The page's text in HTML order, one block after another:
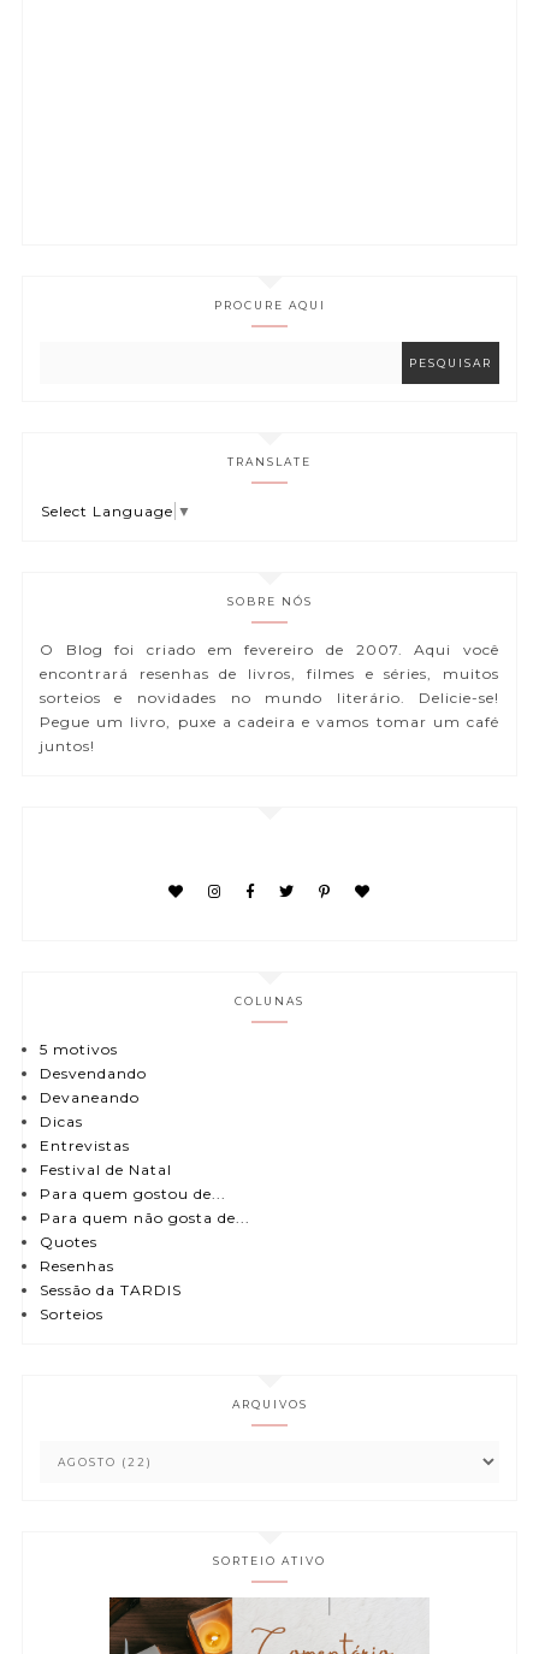
PROCURE AQUI
TRANSLATE
Select Language ▼
SOBRE NÓS
O Blog foi criado em fevereiro de 2007. Aqui você
encontrará resenhas de livros, filmes e séries, muitos
sorteios e novidades no mundo literário. Delicie-se!
Pegue um livro, puxe a cadeira e vamos tomar um café
juntos!
COLUNAS
5 motivos
Desvendando
Devaneando
Dicas
Entrevistas
Festival de Natal
Para quem gostou de...
Para quem não gosta de...
Quotes
Resenhas
Sessão da TARDIS
Sorteios
ARQUIVOS
SORTEIO ATIVO